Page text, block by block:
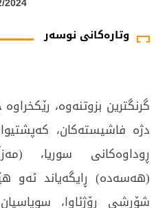
2024
وتارەکانی نوسەر
گرنگترین بزوتنەوە،
دژە فاشیستەکان،
ڕوداوەكانی سوریا،
(هەسەدە) ڕایگەیاند ئەو
شۆڕشی ڕۆژئاوا،